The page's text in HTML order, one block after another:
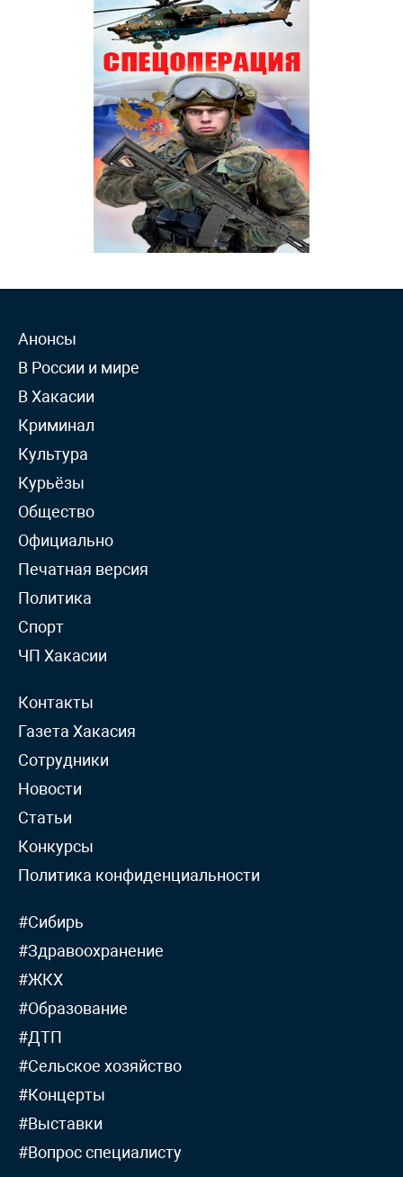
Анонсы
В России и мире
В Хакасии
Криминал
Культура
Курьёзы
Общество
Официально
Печатная версия
Политика
Спорт
ЧП Хакасии
Контакты
Газета Хакасия
Сотрудники
Новости
Статьи
Конкурсы
Политика конфиденциальности
#Сибирь
#Здравоохранение
#ЖКХ
#Образование
#ДТП
#Сельское хозяйство
#Концерты
#Выставки
#Вопрос специалисту